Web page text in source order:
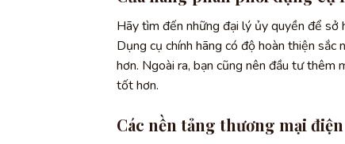
Hãy tìm đến những đại lý ủy quyền để
Dụng cụ chính hãng có độ hoàn thiện sắc
hơn. Ngoài ra, bạn cũng nên đầu tư
tốt hơn.
Các nền tảng thương mại